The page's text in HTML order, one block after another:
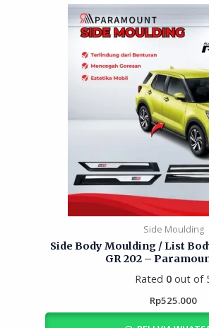
Side Moulding
Side Body Moulding / List
GR 202 –
Rated 0 out of
Rp525.000